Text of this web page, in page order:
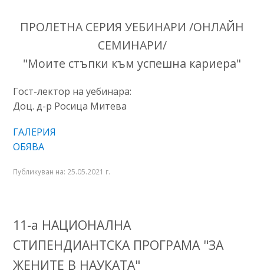
ПРОЛЕТНА СЕРИЯ УЕБИНАРИ /ОНЛАЙН
СЕМИНАРИ/
"Моите стъпки към успешна кариера"
Гост-лектор на уебинарa:
Доц. д-р Росица Митева
ГАЛЕРИЯ
ОБЯВА
Публикуван на: 25.05.2021 г.
11-а НАЦИОНАЛНА
СТИПЕНДИАНТСКА ПРОГРАМА "ЗА
ЖЕНИТЕ В НАУКАТА"